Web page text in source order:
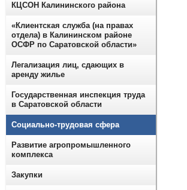
КЦСОН Калининского района
«Клиентская служба (на правах
отдела) в Калининском районе
ОСФР по Саратовской области»
Легализация лиц, сдающих в
аренду жилье
Государственная инспекция труда
в Саратовской области
Социально-трудовая сфера
Развитие агропромышленного
комплекса
Закупки